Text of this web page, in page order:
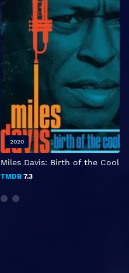
Miles Davis: Birth of the Cool
TMDB 7.3
2020